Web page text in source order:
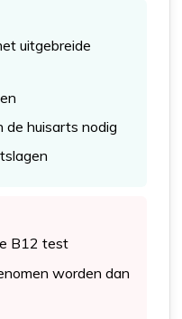
uitgebreide
de huisarts nodig
B12 test
worden dan